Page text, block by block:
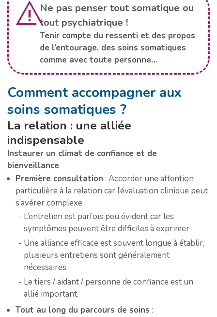
Ne pas penser tout somatique ou
tout psychiatrique !
Tenir compte du ressenti et des propos
de l’entourage, des soins somatiques
comme avec toute personne…
Comment accompagner aux
soins somatiques ?
La relation : une alliée
indispensable
Instaurer un climat de confiance et de
bienveillance
Première consultation : Accorder une attention
particulière à la relation car l’évaluation clinique peut
s’avérer complexe :
L’entretien est parfois peu évident car les
symptômes peuvent être difficiles à exprimer.
Une alliance efficace est souvent longue à établir,
plusieurs entretiens sont généralement
nécessaires.
Le tiers / aidant / personne de confiance est un
allié important.
Tout au long du parcours de soins :